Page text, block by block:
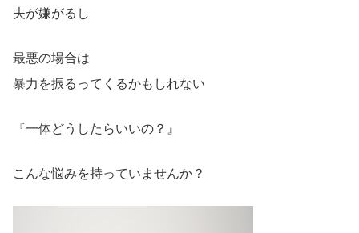
夫が嫌がるし
最悪の場合は
暴力を振るってくるかもしれない
『一体どうしたらいいの？』
こんな悩みを持っていませんか？